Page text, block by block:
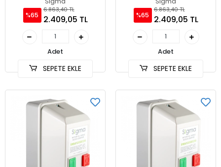
%65
6.863,40 TL
2.409,05 TL
Adet
SEPETE EKLE
%65
6.863,40 TL
2.409,05 TL
Adet
SEPETE EKLE